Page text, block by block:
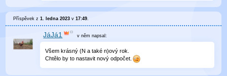
Příspěvek z1. ledna 2023 v17:49.
JáJá1 v něm napsal:
Všem krásný (N a také n)ový rok.
Chtělo by to nastavit nový odpočet.